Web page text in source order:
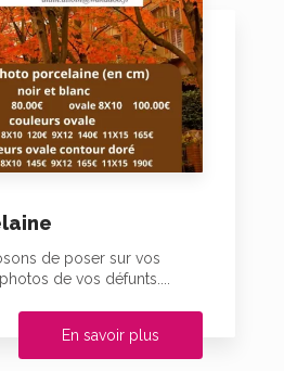
de poser sur vos
de vos défunts....
En savoir plus